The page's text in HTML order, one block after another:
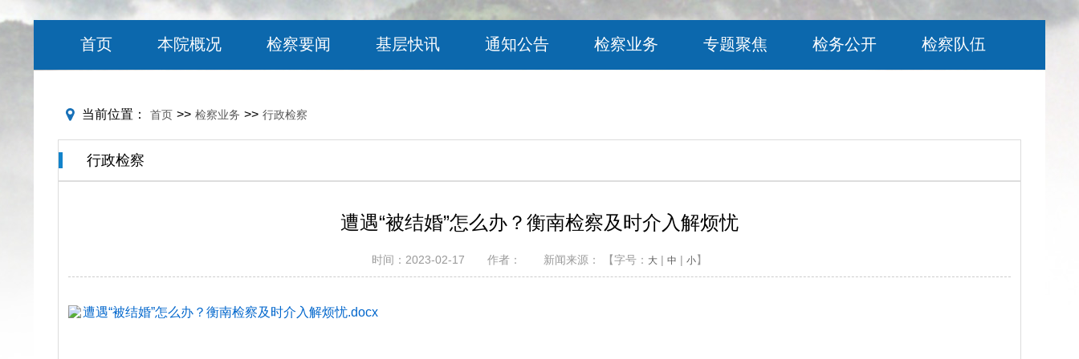
首页 本院概况 检察要闻 基层快讯 通知公告 检察业务 专题聚焦 检务公开 检察队伍
当前位置： 首页 >> 检察业务 >> 行政检察
行政检察
遭遇“被结婚”怎么办？衡南检察及时介入解烦忧
时间：2023-02-17 作者： 新闻来源： 【字号： 大 | 中 | 小】
遭遇“被结婚”怎么办？衡南检察及时介入解烦忧.docx